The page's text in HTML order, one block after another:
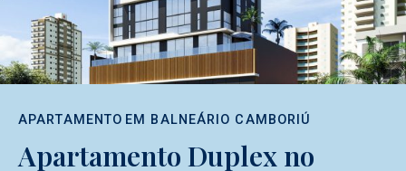
APARTAMENTO EM BALNEÁRIO CAMBORIÚ
Apartamento Duplex no